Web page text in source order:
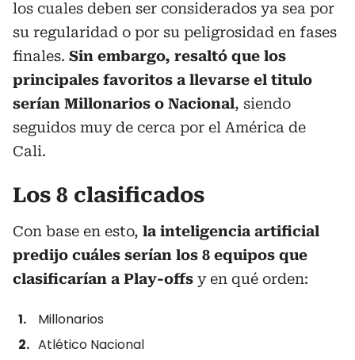
los cuales deben ser considerados ya sea por
su regularidad o por su peligrosidad en fases
finales. Sin embargo, resaltó que los
principales favoritos a llevarse el titulo
serían Millonarios o Nacional, siendo
seguidos muy de cerca por el América de
Cali.
Los 8 clasificados
Con base en esto, la inteligencia artificial
predijo cuáles serían los 8 equipos que
clasificarían a Play-offs y en qué orden:
Millonarios
Atlético Nacional